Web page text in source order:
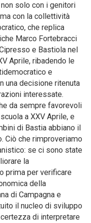
solo con i genitori
con la collettività
che replica
Marco Fortebracci
e Bastiola nel
Aprile, ribadendo le
e
una decisione ritenuta
interessate.
da sempre favorevoli
a XXV Aprile, e
di Bastia abbiano il
Ciò che rimproveriamo
se ci sono state
la
prima per verificare
della
di Campagna e
il nucleo di sviluppo
di interpretare